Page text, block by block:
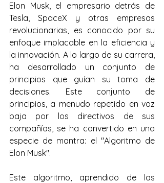
Elon Musk, el empresario detrás de
Tesla, SpaceX y otras empresas
revolucionarias, es conocido por su
enfoque implacable en la eficiencia y
la innovación. A lo largo de su carrera,
ha desarrollado un conjunto de
principios que guían su toma de
decisiones. Este conjunto de
principios, a menudo repetido en voz
baja por los directivos de sus
compañías, se ha convertido en una
especie de mantra: el "Algoritmo de
Elon Musk".
Este algoritmo, aprendido de las